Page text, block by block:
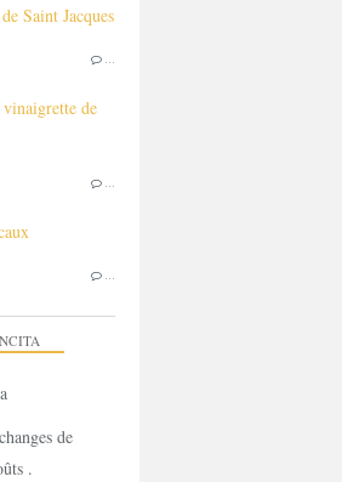
de
.
Saint Jacques
de